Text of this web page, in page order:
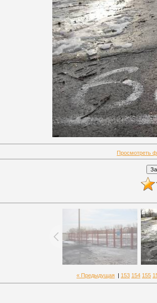
Просмотреть
« Предыдущая 153 154 155